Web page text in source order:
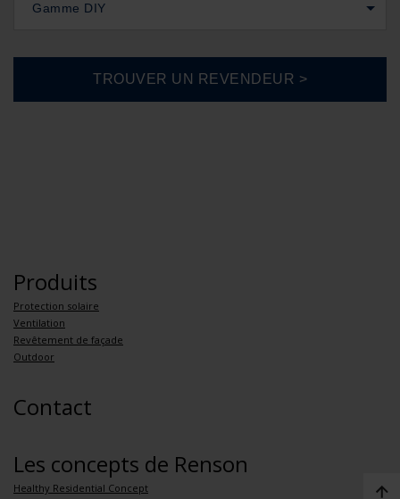
Gamme DIY
Produits
Protection solaire
Ventilation
Revêtement de façade
Outdoor
Contact
Les concepts de Renson
Healthy Residential Concept